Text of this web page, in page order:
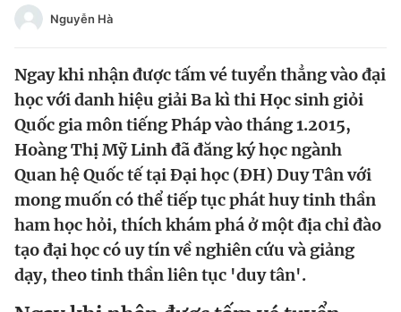
Chào ngày mới
Tin thị trường Tin 360
Video Magazine
Sản phẩm khác
Tiện ích Bạn cần biết
Liên hệ quảng cáo
Nguyễn Hà
Ngay khi nhận được tấm vé tuyển thẳng vào đại
học với danh hiệu giải Ba kì thi Học sinh giỏi
Quốc gia môn tiếng Pháp vào tháng 1.2015,
Hoàng Thị Mỹ Linh đã đăng ký học ngành
Quan hệ Quốc tế tại Đại học (ĐH) Duy Tân với
mong muốn có thể tiếp tục phát huy tinh thần
ham học hỏi, thích khám phá ở một địa chỉ đào
tạo đại học có uy tín về nghiên cứu và giảng
dạy, theo tinh thần liên tục 'duy tân'.